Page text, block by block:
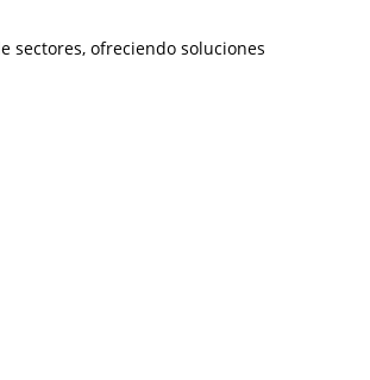
sectores, ofreciendo soluciones